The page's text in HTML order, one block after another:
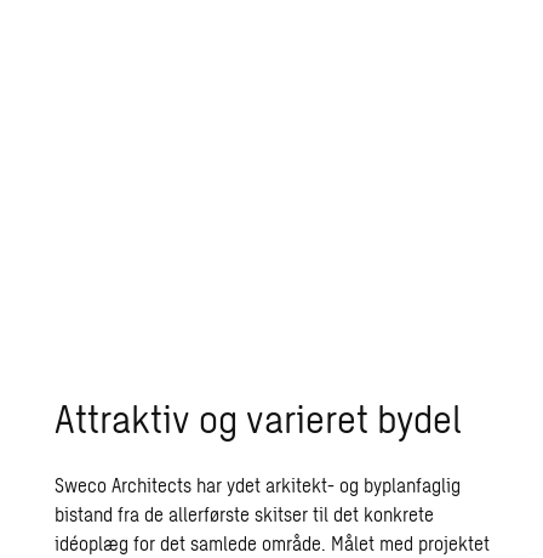
Attraktiv og varieret bydel
Sweco Architects har ydet arkitekt- og byplanfaglig
bistand fra de allerførste skitser til det konkrete
idéoplæg for det samlede om­råde. Målet med projektet